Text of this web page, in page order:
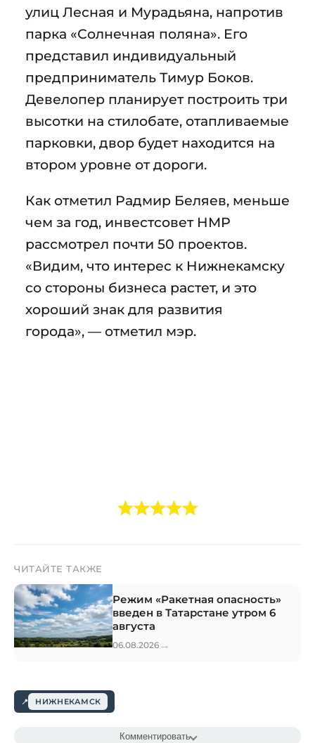
улиц Лесная и Мурадьяна, напротив
парка «Солнечная поляна». Его
представил индивидуальный
предприниматель Тимур Боков.
Девелопер планирует построить три
высотки на стилобате, отапливаемые
парковки, двор будет находится на
втором уровне от дороги.
Как отметил Радмир Беляев, меньше
чем за год, инвестсовет НМР
рассмотрел почти 50 проектов.
«Видим, что интерес к Нижнекамску
со стороны бизнеса растет, и это
хороший знак для развития
города», — отметил мэр.
ЧИТАЙТЕ ТАКЖЕ
Режим «Ракетная опасность»
введен в Татарстане утром 6
августа
06.08.2026 →
НИЖНЕКАМСК
Комментировать